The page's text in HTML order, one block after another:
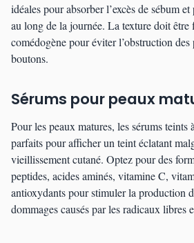
idéales pour absorber l’excès de sébum
au long de la journée. La texture doit
comédogène pour éviter l’obstruction
boutons.
Sérums pour peaux
Pour les peaux matures, les sérums teints
parfaits pour afficher un teint éclatant
vieillissement cutané. Optez pour des
peptides, acides aminés, vitamine C,
antioxydants pour stimuler la production
dommages causés par les radicaux libres